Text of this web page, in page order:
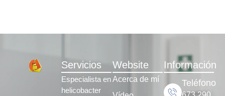
Servicios
Especialista en
helicobacter
Website
Acerca de mí
Información
Teléfono